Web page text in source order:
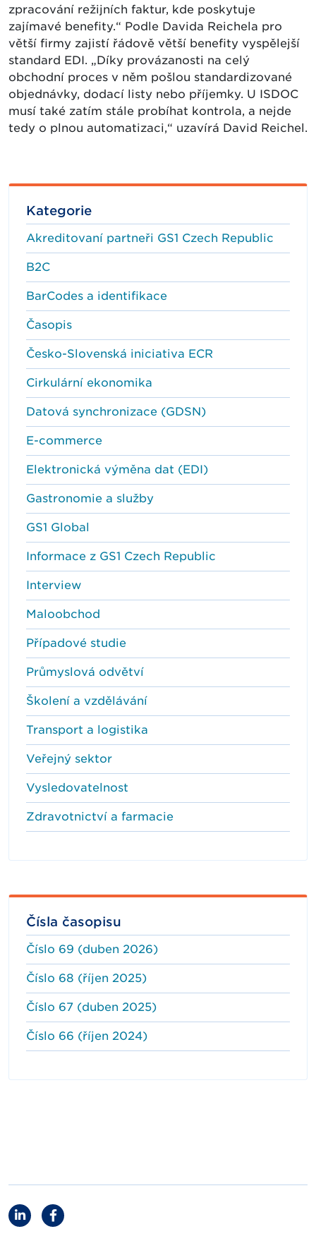
zpracování režijních faktur, kde poskytuje
zajímavé benefity.“ Podle Davida Reichela pro
větší firmy zajistí řádově větší benefity vyspělejší
standard EDI. „Díky provázanosti na celý
obchodní proces v něm pošlou standardizované
objednávky, dodací listy nebo příjemky. U ISDOC
musí také zatím stále probíhat kontrola, a nejde
tedy o plnou automatizaci,“ uzavírá David Reichel.
Kategorie
Akreditovaní partneři GS1 Czech Republic
B2C
BarCodes a identifikace
Časopis
Česko-Slovenská iniciativa ECR
Cirkulární ekonomika
Datová synchronizace (GDSN)
E-commerce
Elektronická výměna dat (EDI)
Gastronomie a služby
GS1 Global
Informace z GS1 Czech Republic
Interview
Maloobchod
Případové studie
Průmyslová odvětví
Školení a vzdělávání
Transport a logistika
Veřejný sektor
Vysledovatelnost
Zdravotnictví a farmacie
Čísla časopisu
Číslo 69 (duben 2026)
Číslo 68 (říjen 2025)
Číslo 67 (duben 2025)
Číslo 66 (říjen 2024)